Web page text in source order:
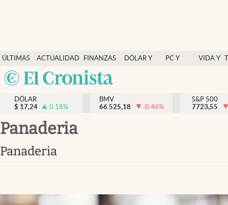
ÚLTIMAS
NOTICIAS
ACTUALIDAD
FINANZAS
Y
ECONOMÍA
DÓLAR Y
PC Y
VIDA Y
México
Actualidad
Finanzas y economía
Dólar y mercados
Opinión
Brand Strategy
Vida y estilo
DÓLAR
$ 17,24 0.18%
BMV
66.525,18
-0.46%
S&P 500
7723,55
Panaderia
Panaderia